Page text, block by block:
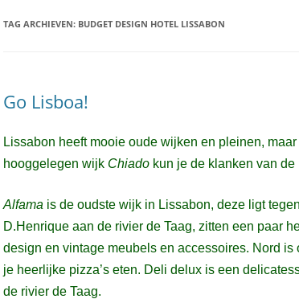
TAG ARCHIEVEN: BUDGET DESIGN HOTEL LISSABON
Go Lisboa!
Lissabon heeft mooie oude wijken en pleinen,
hooggelegen wijk Chiado kun je de klanken van
Alfama is de oudste wijk in Lissabon, deze ligt
D.Henrique aan de rivier de Taag, zitten een paar
design en vintage meubels en accessoires. Nord
je heerlijke pizza’s eten. Deli delux is een
de rivier de Taag.